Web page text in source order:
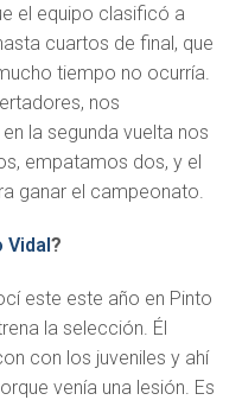
el equipo clasificó a
cuartos de final, que
tiempo no ocurría.
nos
la segunda vuelta nos
empatamos dos, y el
ganar el campeonato.
Vidal?
este este año en Pinto
la selección. Él
con los juveniles y ahí
venía una lesión. Es